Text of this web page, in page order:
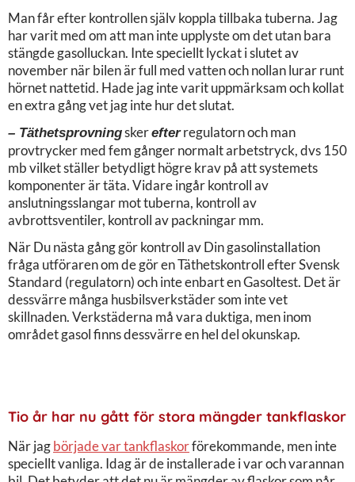
Man får efter kontrollen själv koppla tillbaka tuberna. Jag
har varit med om att man inte upplyste om det utan bara
stängde gasolluckan. Inte speciellt lyckat i slutet av
november när bilen är full med vatten och nollan lurar runt
hörnet nattetid. Hade jag inte varit uppmärksam och kollat
en extra gång vet jag inte hur det slutat.
– Täthetsprovningskerefterregulatorn och man
provtrycker med fem gånger normalt arbetstryck, dvs 150
mb vilket ställer betydligt högre krav på att systemets
komponenter är täta. Vidare ingår kontroll av
anslutningsslangar mot tuberna, kontroll av
avbrottsventiler, kontroll av packningar mm.
När Du nästa gång gör kontroll av Din gasolinstallation
fråga utföraren om de gör en Täthetskontroll efter Svensk
Standard (regulatorn) och inte enbart en Gasoltest. Det är
dessvärre många husbilsverkstäder som inte vet
skillnaden. Verkstäderna må vara duktiga, men inom
området gasol finns dessvärre en hel del okunskap.
Tio år har nu gått för stora mängder tankflaskor
När jagbörjade var tankflaskorförekommande, men inte
speciellt vanliga. Idag är de installerade i var och varannan